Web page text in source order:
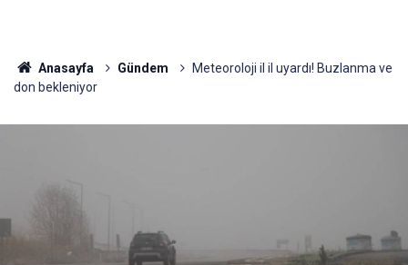
Anasayfa Gündem
Meteoroloji il il uyardı! Buzlanma ve
don bekleniyor